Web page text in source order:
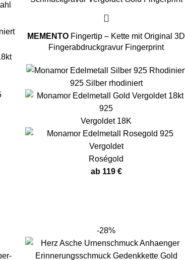
MEMENTO Fingertip – Kette mit Original 3D
Fingerabdruckgravur Fingerprint
925 Silber rhodiniert
Vergoldet 18K
Roségold
ab 119 €
-28%